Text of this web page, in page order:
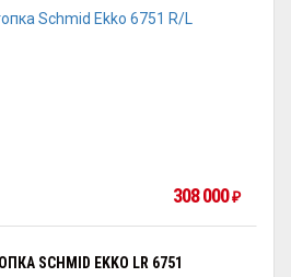
308 000₽
SCHMID EKKO LR 6751